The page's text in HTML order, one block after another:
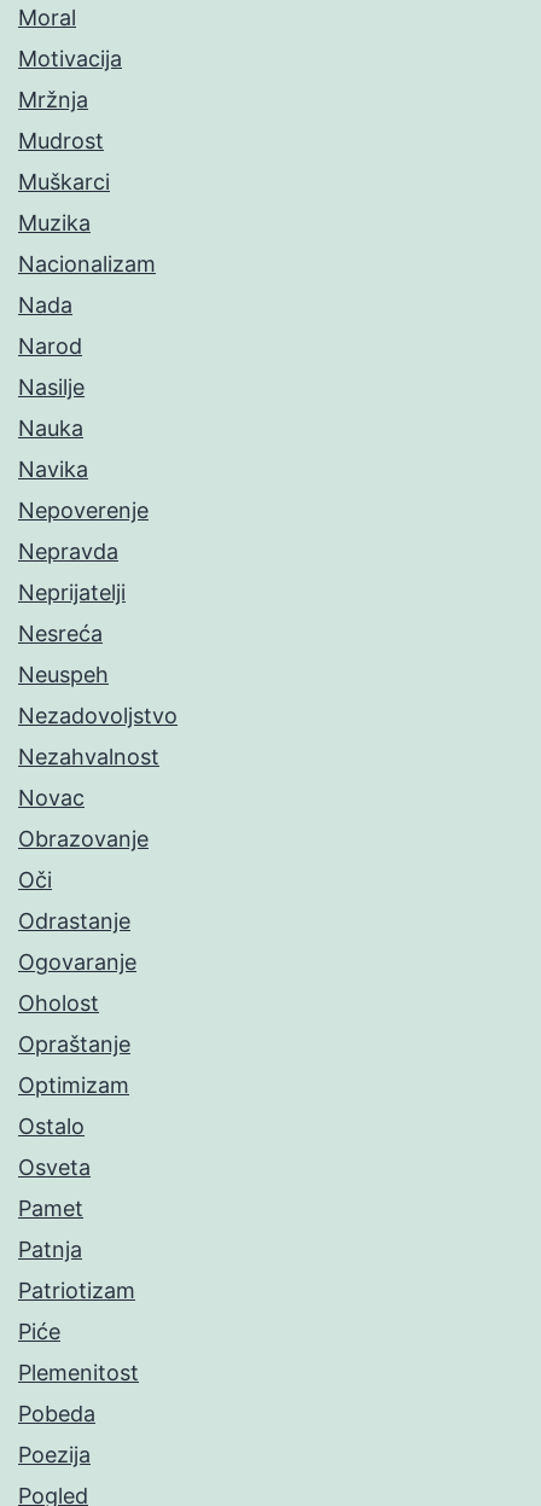
Moral
Motivacija
Mržnja
Mudrost
Muškarci
Muzika
Nacionalizam
Nada
Narod
Nasilje
Nauka
Navika
Nepoverenje
Nepravda
Neprijatelji
Nesreća
Neuspeh
Nezadovoljstvo
Nezahvalnost
Novac
Obrazovanje
Oči
Odrastanje
Ogovaranje
Oholost
Opraštanje
Optimizam
Ostalo
Osveta
Pamet
Patnja
Patriotizam
Piće
Plemenitost
Pobeda
Poezija
Pogled